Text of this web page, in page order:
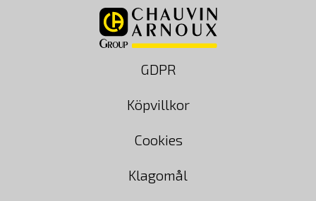
GDPR
Köpvillkor
Cookies
Klagomål